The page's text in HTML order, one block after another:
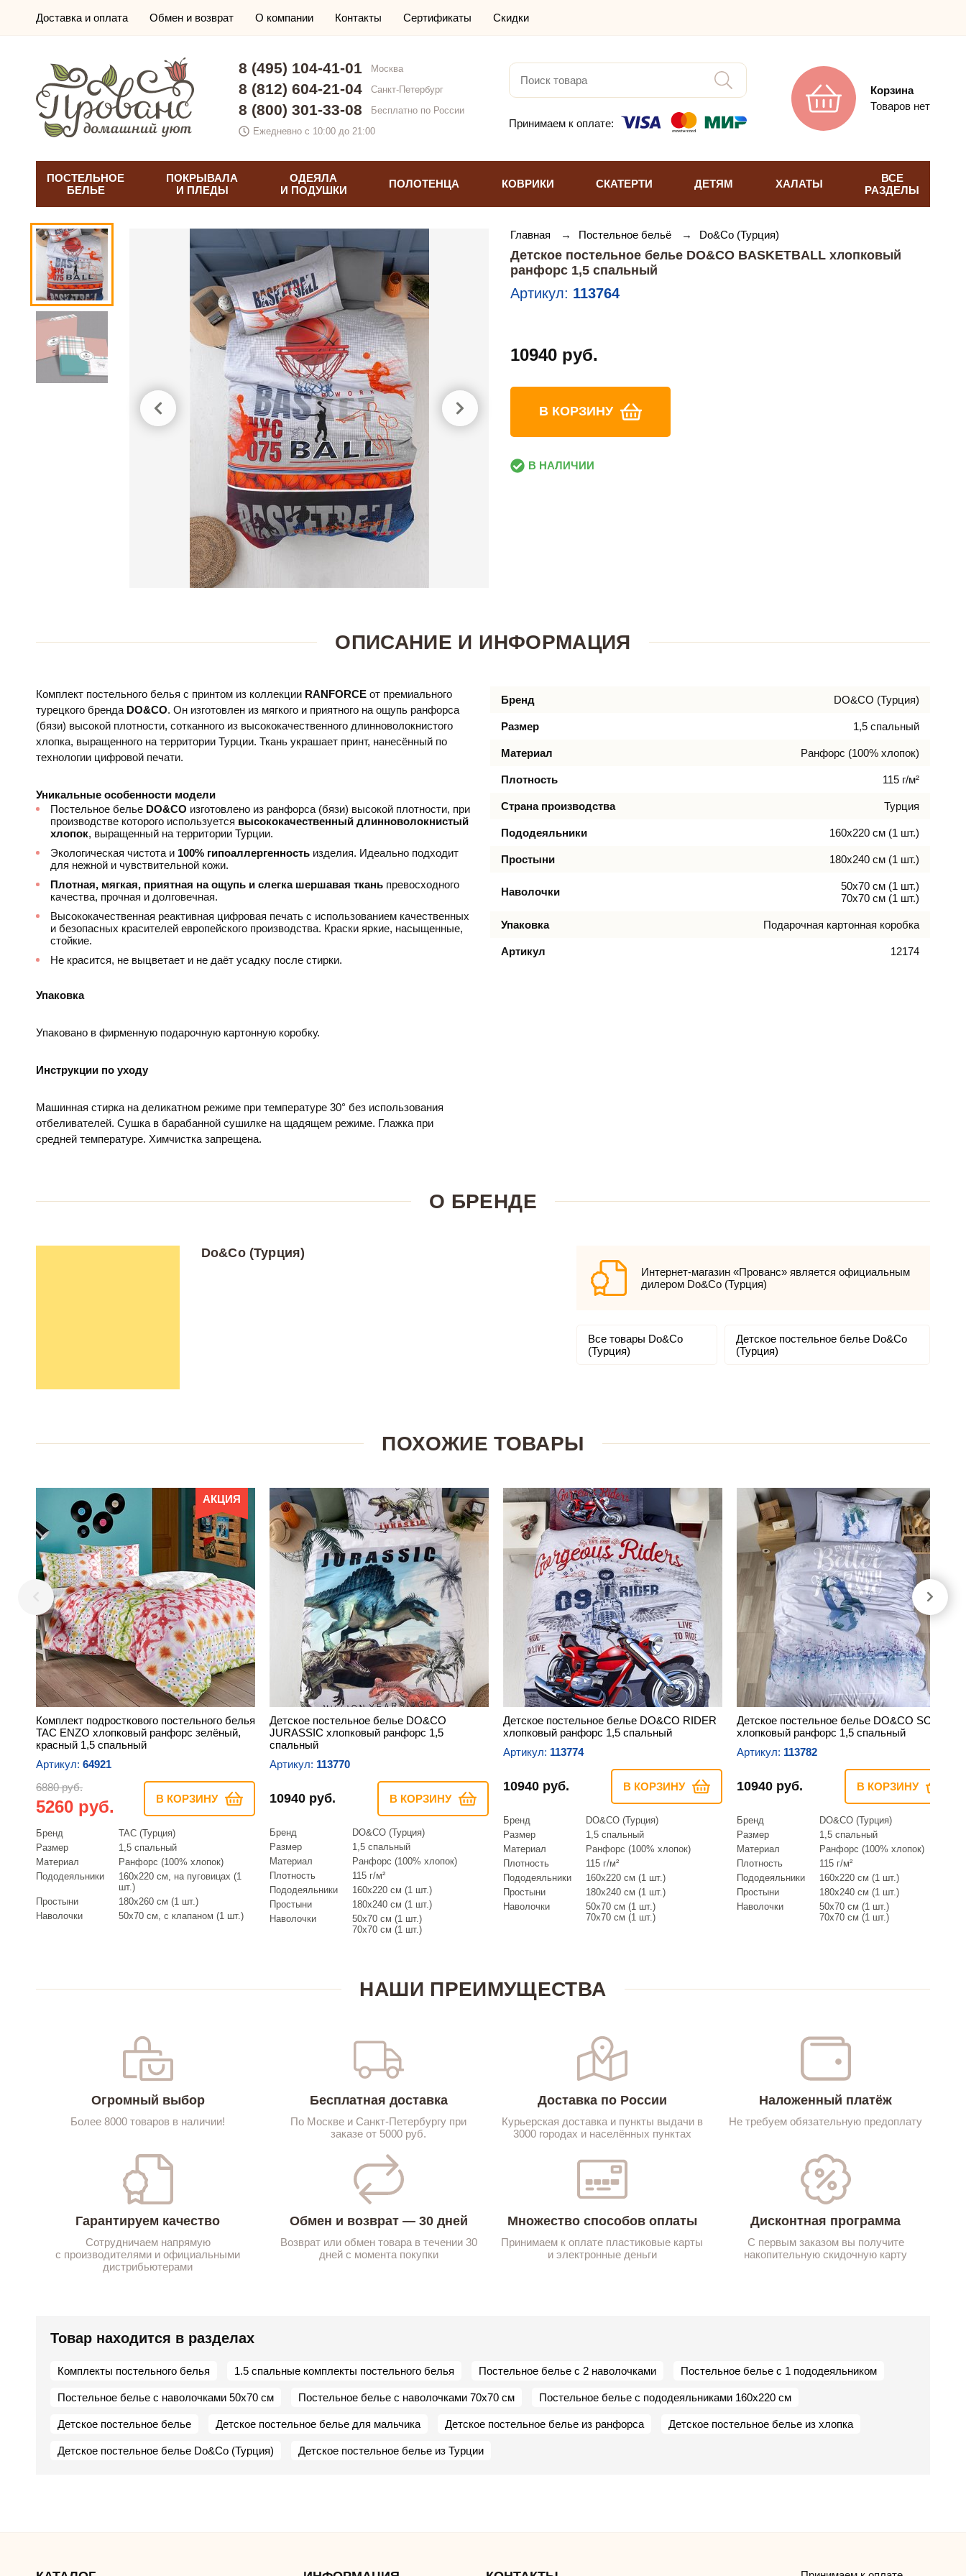
Доставка и оплата Обмен и возврат О компании Контакты Сертификаты Скидки
8 (495) 104-41-01 Москва
8 (812) 604-21-04 Санкт-Петербург
8 (800) 301-33-08
Бесплатно по России
Ежедневно с 10:00 до 21:00
Принимаем к оплате:
Корзина
Товаров нет
ПОСТЕЛЬНОЕ
БЕЛЬЕ
ПОКРЫВАЛА
И ПЛЕДЫ
ОДЕЯЛА
И ПОДУШКИ
ПОЛОТЕНЦА КОВРИКИ СКАТЕРТИ ДЕТЯМ ХАЛАТЫ
ВСЕ
РАЗДЕЛЫ
Главная → Постельное бельё → Do&Co (Турция)
Детское постельное белье DO&CO BASKETBALL хлопковый
ранфорс 1,5 спальный
Артикул: 113764
10940 руб.
В КОРЗИНУ
В НАЛИЧИИ
ОПИСАНИЕ И ИНФОРМАЦИЯ
Комплект постельного белья с принтом из коллекции RANFORCE от премиального
турецкого бренда DO&CO. Он изготовлен из мягкого и приятного на ощупь ранфорса
(бязи) высокой плотности, сотканного из высококачественного длинноволокнистого
хлопка, выращенного на территории Турции. Ткань украшает принт, нанесённый по
технологии цифровой печати.
Уникальные особенности модели
Постельное белье DO&CO изготовлено из ранфорса (бязи) высокой плотности, при
производстве которого используется высококачественный длинноволокнистый
хлопок, выращенный на территории Турции.
Экологическая чистота и 100% гипоаллергенность изделия. Идеально подходит
для нежной и чувствительной кожи.
Плотная, мягкая, приятная на ощупь и слегка шершавая ткань превосходного
качества, прочная и долговечная.
Высококачественная реактивная цифровая печать с использованием качественных
и безопасных красителей европейского производства. Краски яркие, насыщенные,
стойкие.
Не красится, не выцветает и не даёт усадку после стирки.
Упаковка
Упаковано в фирменную подарочную картонную коробку.
Инструкции по уходу
Машинная стирка на деликатном режиме при температуре 30° без использования
отбеливателей. Сушка в барабанной сушилке на щадящем режиме. Глажка при
средней температуре. Химчистка запрещена.
Бренд DO&CO (Турция)
Размер 1,5 спальный
Материал Ранфорс (100% хлопок)
Плотность 115 г/м²
Страна производства Турция
Пододеяльники 160х220 см (1 шт.)
Простыни 180х240 см (1 шт.)
Наволочки
50х70 см (1 шт.)
70х70 см (1 шт.)
Упаковка Подарочная картонная коробка
Артикул 12174
О БРЕНДЕ
Do&Co (Турция)
Интернет-магазин «Прованс» является официальным
дилером Do&Co (Турция)
Все товары Do&Co
(Турция)
Детское постельное белье Do&Co
(Турция)
ПОХОЖИЕ ТОВАРЫ
АКЦИЯ
Комплект подросткового постельного белья
TAC ENZO хлопковый ранфорс зелёный,
красный 1,5 спальный
Артикул: 64921
6880 руб.
5260 руб. В КОРЗИНУ
Бренд
TAC (Турция)
Размер
1,5 спальный
Материал
Ранфорс (100% хлопок)
Пододеяльники
160х220 см, на пуговицах (1
шт.)
Простыни
180х260 см (1 шт.)
Наволочки
50х70 см, с клапаном (1 шт.)
Детское постельное белье DO&CO
JURASSIC хлопковый ранфорс 1,5
спальный
Артикул: 113770
10940 руб. В КОРЗИНУ
Бренд
DO&CO (Турция)
Размер
1,5 спальный
Материал
Ранфорс (100% хлопок)
Плотность
115 г/м²
Пододеяльники
160х220 см (1 шт.)
Простыни
180х240 см (1 шт.)
Наволочки
50х70 см (1 шт.)
70х70 см (1 шт.)
Детское постельное белье DO&CO RIDER
хлопковый ранфорс 1,5 спальный
Артикул: 113774
10940 руб. В КОРЗИНУ
Бренд
DO&CO (Турция)
Размер
1,5 спальный
Материал
Ранфорс (100% хлопок)
Плотность
115 г/м²
Пододеяльники
160х220 см (1 шт.)
Простыни
180х240 см (1 шт.)
Наволочки
50х70 см (1 шт.)
70х70 см (1 шт.)
Детское постельное белье DO&CO SOUND
хлопковый ранфорс 1,5 спальный
Артикул: 113782
10940 руб. В КОРЗИНУ
Бренд
DO&CO (Турция)
Размер
1,5 спальный
Материал
Ранфорс (100% хлопок)
Плотность
115 г/м²
Пододеяльники
160х220 см (1 шт.)
Простыни
180х240 см (1 шт.)
Наволочки
50х70 см (1 шт.)
70х70 см (1 шт.)
НАШИ ПРЕИМУЩЕСТВА
Огромный выбор
Более 8000 товаров в наличии!
Бесплатная доставка
По Москве и Санкт-Петербургу при
заказе от 5000 руб.
Доставка по России
Курьерская доставка и пункты выдачи в
3000 городах и населённых пунктах
Наложенный платёж
Не требуем обязательную предоплату
Гарантируем качество
Сотрудничаем напрямую
с производителями и официальными
дистрибьютерами
Обмен и возврат — 30 дней
Возврат или обмен товара в течении 30
дней с момента покупки
Множество способов оплаты
Принимаем к оплате пластиковые карты
и электронные деньги
Дисконтная программа
С первым заказом вы получите
накопительную скидочную карту
Товар находится в разделах
Комплекты постельного белья 1.5 спальные комплекты постельного белья Постельное белье с 2 наволочками Постельное белье с 1 пододеяльником
Постельное белье с наволочками 50х70 см Постельное белье с наволочками 70х70 см Постельное белье с пододеяльниками 160х220 см
Детское постельное белье Детское постельное белье для мальчика Детское постельное белье из ранфорса Детское постельное белье из хлопка
Детское постельное белье Do&Co (Турция) Детское постельное белье из Турции